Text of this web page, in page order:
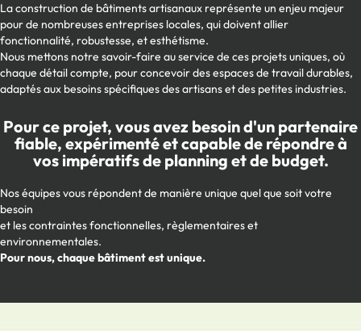
La construction de bâtiments artisanaux représente un enjeu majeur
pour de nombreuses entreprises locales, qui doivent allier
fonctionnalité, robustesse, et esthétisme.
Nous mettons notre savoir-faire au service de ces projets uniques, où
chaque détail compte, pour concevoir des espaces de travail durables,
adaptés aux besoins spécifiques des artisans et des petites industries.
Pour ce projet, vous avez besoin d'un partenaire
fiable, expérimenté et capable de répondre à
vos impératifs de planning et de budget.
Nos équipes vous répondent de manière unique quel que soit votre
besoin
et les contraintes fonctionnelles, règlementaires et
environnementales.
Pour nous, chaque bâtiment est unique.